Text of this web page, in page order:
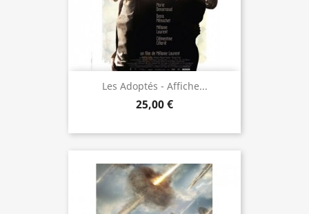
Les Adoptés - Affiche...
25,00 €